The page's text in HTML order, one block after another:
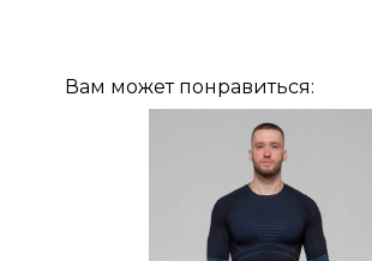
Вам может понравиться: